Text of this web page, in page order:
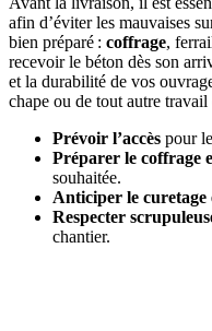
afin d’éviter les mauvaises
bien préparé : coffrage,
recevoir le béton dès son
et la durabilité de vos
chape ou de tout autre travail
Prévoir l’accès pour
Préparer le coffrage
souhaitée.
Anticiper le curetage
Respecter
chantier.